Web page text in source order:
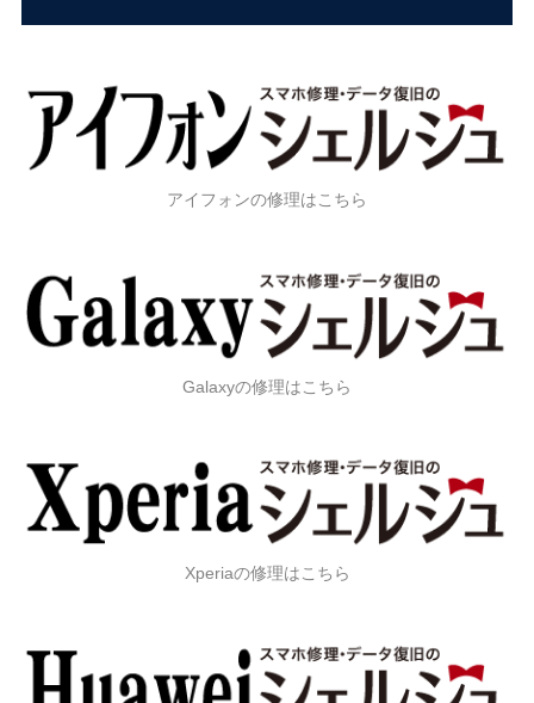
アイフォンの修理はこちら
Galaxyの修理はこちら
Xperiaの修理はこちら